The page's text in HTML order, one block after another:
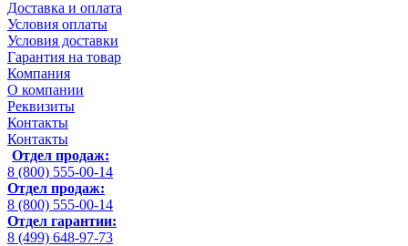
Доставка и оплата
Условия оплаты
Условия доставки
Гарантия на товар
Компания
О компании
Реквизиты
Контакты
Контакты
Отдел продаж:
8 (800) 555-00-14
Отдел продаж:
8 (800) 555-00-14
Отдел гарантии:
8 (499) 648-97-73